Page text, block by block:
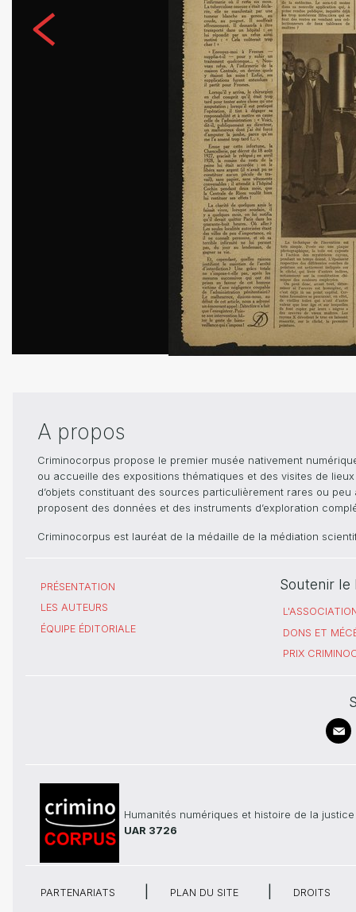
A propos
Criminocorpus propose le premier musée nativement
ou accueille des expositions thématiques et des visites de
d’objets constituant des sources particulièrement rares ou
proposent des données et des instruments d’exploration
Criminocorpus est lauréat de la médaille de la médiation
PRÉSENTATION
LES AUTEURS
ÉQUIPE ÉDITORIALE
Soutenir le
DONS ET
PRIX
Humanités numériques et histoire de la justice
UAR 3726
PARTENARIATS PLAN DU SITE DROITS